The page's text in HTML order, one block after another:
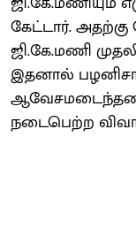
கேட்டார்.
ஜி.கே.மணி
இதனால்
நடைபெற்ற